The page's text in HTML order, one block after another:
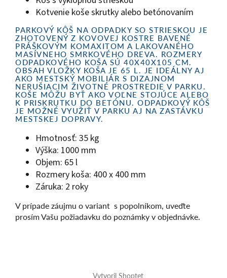
Kotvenie koše skrutky alebo betónovaním
PARKOVÝ KÔŠ NA ODPADKY SO STRIESKOU JE
ZHOTOVENÝ Z KOVOVEJ KOSTRE BAVENÉ
PRÁŠKOVÝM KOMAXITOM A LAKOVANÉHO
MASÍVNEHO SMRKOVÉHO DREVA. ROZMERY
ODPADKOVÉHO KOŠA SÚ 40X40X105 CM.
OBSAH VLOŽKY KOŠA JE 65 L. JE IDEÁLNY AJ
AKO MESTSKÝ MOBILIÁR S DIZAJNOM
NERUŠIACIM ŽIVOTNÉ PROSTREDIE V PARKU.
KOŠE MÔŽU BYŤ AKO VOĽNE STOJÚCE ALEBO
K PRISKRUTKU DO BETÓNU. ODPADKOVÝ KÔŠ
JE MOŽNÉ VYUŽIŤ V PARKU AJ NA ZASTÁVKU
MESTSKEJ DOPRAVY.
Hmotnosť: 35 kg
Výška: 1000 mm
Objem: 65 l
Rozmery koša: 400 x 400 mm
Záruka: 2 roky
V prípade záujmu o variant s popolníkom, uveďte
prosím Vašu požiadavku do poznámky v objednávke.
Vytvoril Shoptet